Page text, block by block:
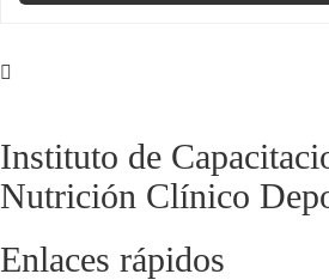
Instituto de
Nutrición Clínico
Enlaces rápidos